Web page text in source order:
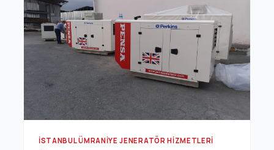
İSTANBUL ÜMRANIYE JENERATÖR HIZMETLERI